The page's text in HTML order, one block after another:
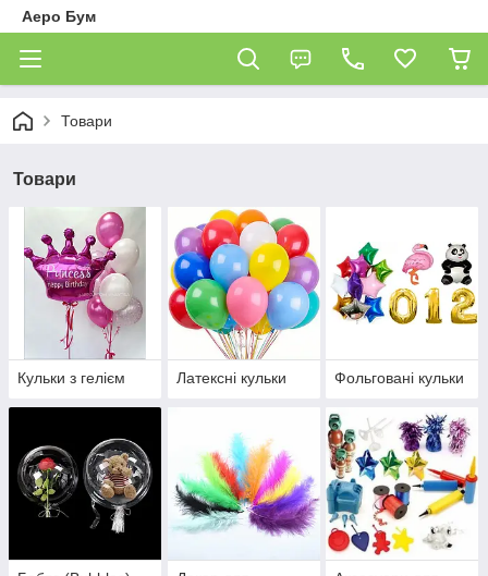
Аеро Бум
Товари
Товари
Кульки з гелієм Латексні кульки Фольговані кульки